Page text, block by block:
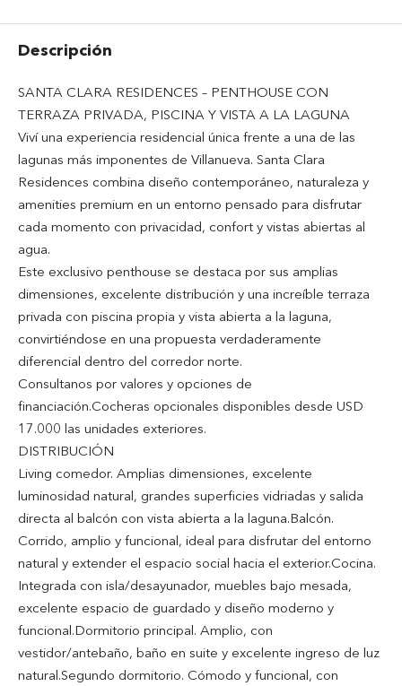
Descripción
SANTA CLARA RESIDENCES – PENTHOUSE CON
TERRAZA PRIVADA, PISCINA Y VISTA A LA LAGUNA
Viví una experiencia residencial única frente a una de las
lagunas más imponentes de Villanueva. Santa Clara
Residences combina diseño contemporáneo, naturaleza y
amenities premium en un entorno pensado para disfrutar
cada momento con privacidad, confort y vistas abiertas al
agua.
Este exclusivo penthouse se destaca por sus amplias
dimensiones, excelente distribución y una increíble terraza
privada con piscina propia y vista abierta a la laguna,
convirtiéndose en una propuesta verdaderamente
diferencial dentro del corredor norte.
Consultanos por valores y opciones de
financiación.Cocheras opcionales disponibles desde USD
17.000 las unidades exteriores.
DISTRIBUCIÓN
Living comedor. Amplias dimensiones, excelente
luminosidad natural, grandes superficies vidriadas y salida
directa al balcón con vista abierta a la laguna.Balcón.
Corrido, amplio y funcional, ideal para disfrutar del entorno
natural y extender el espacio social hacia el exterior.Cocina.
Integrada con isla/desayunador, muebles bajo mesada,
excelente espacio de guardado y diseño moderno y
funcional.Dormitorio principal. Amplio, con
vestidor/antebaño, baño en suite y excelente ingreso de luz
natural.Segundo dormitorio. Cómodo y funcional, con